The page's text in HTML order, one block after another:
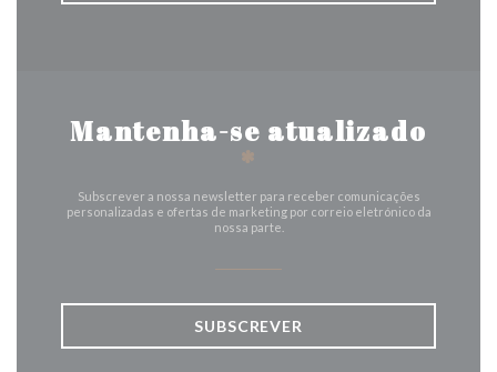
Mantenha-se atualizado
*
Subscrever a nossa newsletter para receber comunicações
personalizadas e ofertas de marketing por correio eletrónico da
nossa parte.
SUBSCREVER